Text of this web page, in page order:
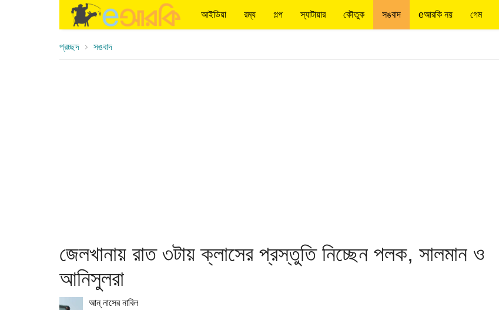
আইডিয়া রম্য গল্প স্যাটায়ার কৌতুক সঙবাদ eআরকি নয় গেম
প্রচ্ছদ সঙবাদ
জেলখানায় রাত ৩টায় ক্লাসের প্রস্তুতি নিচ্ছেন পলক, সালমান ও
আনিসুলরা
আন্‌ নাসের নাবিল